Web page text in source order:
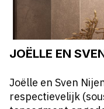
JOËLLE EN
Joëlle en Sven
respectievelijk